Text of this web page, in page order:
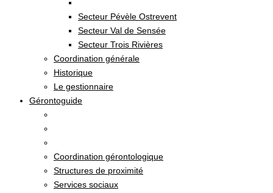
Secteur Pévèle Ostrevent
Secteur Val de Sensée
Secteur Trois Rivières
Coordination générale
Historique
Le gestionnaire
Gérontoguide
Coordination gérontologique
Structures de proximité
Services sociaux